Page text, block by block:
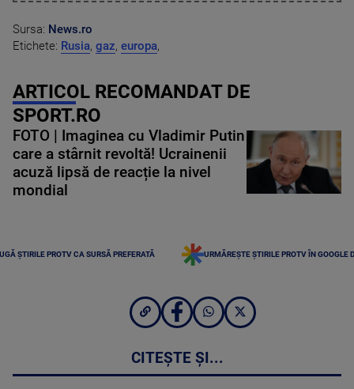
Sursa: News.ro
Etichete: Rusia, gaz, europa,
ARTICOL RECOMANDAT DE
SPORT.RO
FOTO | Imaginea cu Vladimir Putin
care a stârnit revoltă! Ucrainenii
acuză lipsă de reacție la nivel
mondial
ȘTIRILE PROTV CA SURSĂ PREFERATĂ URMĂREȘTE ȘTIRILE PROTV ÎN GOOGLE
CITEȘTE ȘI...